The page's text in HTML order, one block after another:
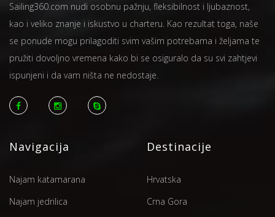
Sailing360.com nudi osobnu pažnju, fleksibilnost i ljubaznost,
kao i veliko znanje i iskustvo u charteru. Kao rezultat toga, naše
se ponude mogu prilagoditi svim vašim potrebama i željama te
pružiti dovoljno vremena kako bi se osiguralo da su svi zahtjevi
ispunjeni i da vam ništa ne nedostaje.
Navigacija
Najam katamarana
Najam jedrilica
Destinacije
Hrvatska
Crna Gora